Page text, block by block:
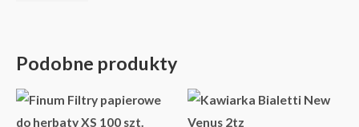
Podobne produkty